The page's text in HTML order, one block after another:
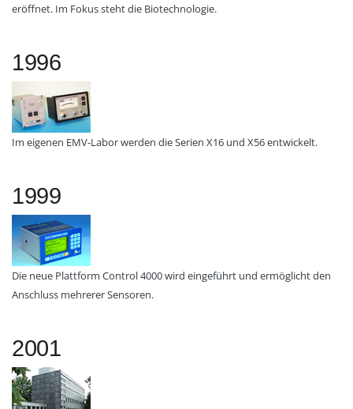
eröffnet. Im Fokus steht die Biotechnologie.
1996
Im eigenen EMV-Labor werden die Serien X16 und X56 entwickelt.
1999
Die neue Plattform Control 4000 wird eingeführt und ermöglicht den
Anschluss mehrerer Sensoren.
2001